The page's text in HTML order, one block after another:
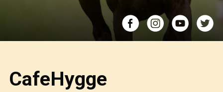
CafeHygge